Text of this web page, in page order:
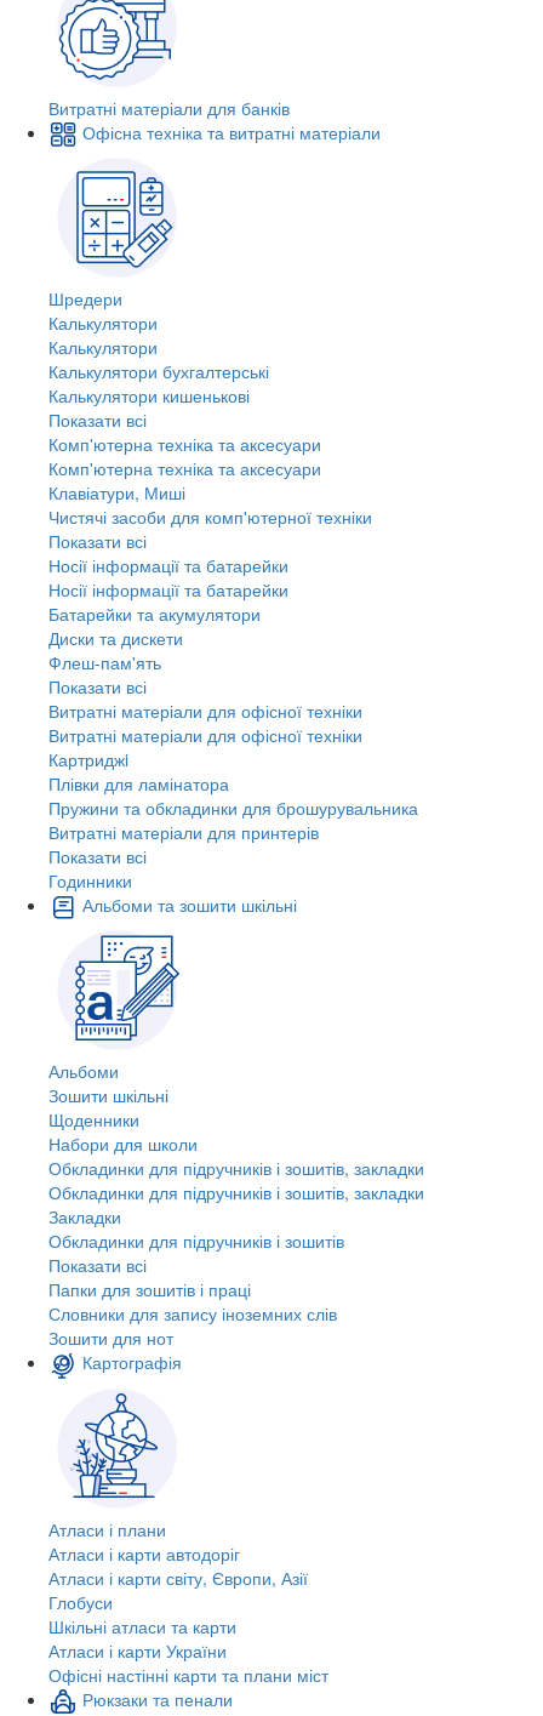
Витратні матеріали для банків
Офісна техніка та витратні матеріали
Шредери
Калькулятори
Калькулятори
Калькулятори бухгалтерські
Калькулятори кишенькові
Показати всі
Комп'ютерна техніка та аксесуари
Комп'ютерна техніка та аксесуари
Клавіатури, Миші
Чистячі засоби для комп'ютерної техніки
Показати всі
Носії інформації та батарейки
Носії інформації та батарейки
Батарейки та акумулятори
Диски та дискети
Флеш-пам'ять
Показати всі
Витратні матеріали для офісної техніки
Витратні матеріали для офісної техніки
Картриджi
Плівки для ламінатора
Пружини та обкладинки для брошурувальника
Витратні матеріали для принтерів
Показати всі
Годинники
Альбоми та зошити шкільні
Альбоми
Зошити шкільні
Щоденники
Набори для школи
Обкладинки для підручників і зошитів, закладки
Обкладинки для підручників і зошитів, закладки
Закладки
Обкладинки для підручників і зошитів
Показати всі
Папки для зошитів і праці
Словники для запису іноземних слів
Зошити для нот
Картографія
Атласи і плани
Атласи і карти автодоріг
Атласи і карти світу, Європи, Азії
Глобуси
Шкільні атласи та карти
Атласи і карти України
Офісні настінні карти та плани міст
Рюкзаки та пенали